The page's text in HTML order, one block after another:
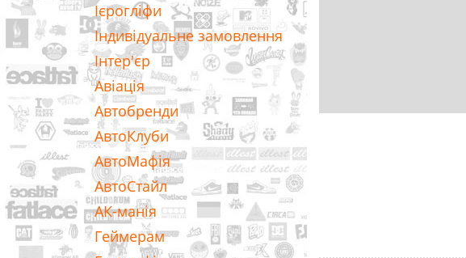
Ієрогліфи
Індивідуальне замовлення
Інтер'єр
Авіація
Автобренди
АвтоКлуби
АвтоМафія
АвтоСтайл
АК-манія
Геймерам